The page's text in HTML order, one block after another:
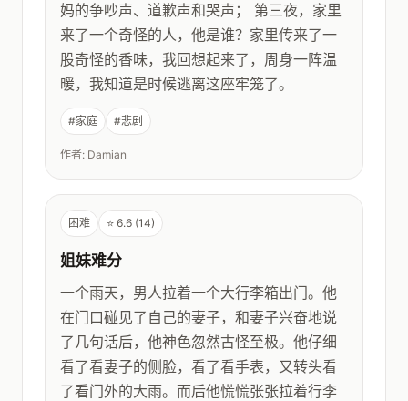
妈的争吵声、道歉声和哭声； 第三夜，家里
来了一个奇怪的人，他是谁？家里传来了一
股奇怪的香味，我回想起来了，周身一阵温
暖，我知道是时候逃离这座牢笼了。
#家庭 #悲剧
作者: Damian
困难 ⭐ 6.6 (14)
姐妹难分
一个雨天，男人拉着一个大行李箱出门。他
在门口碰见了自己的妻子，和妻子兴奋地说
了几句话后，他神色忽然古怪至极。他仔细
看了看妻子的侧脸，看了看手表，又转头看
了看门外的大雨。而后他慌慌张张拉着行李